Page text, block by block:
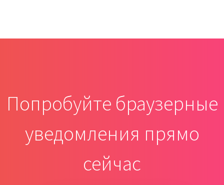
Попробуйте браузерные
уведомления прямо
сейчас